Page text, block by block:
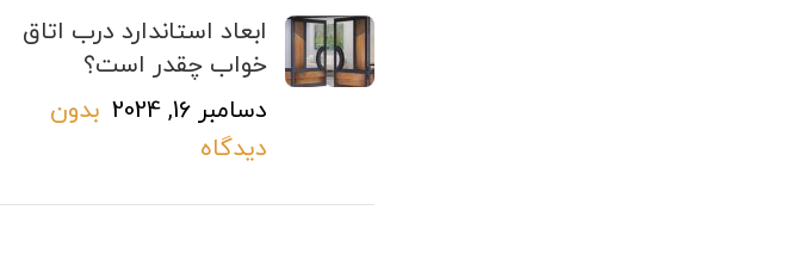
ابعاد استاندارد درب اتاق
خواب چقدر است؟
دسامبر 16, 2024
بدون
دیدگاه